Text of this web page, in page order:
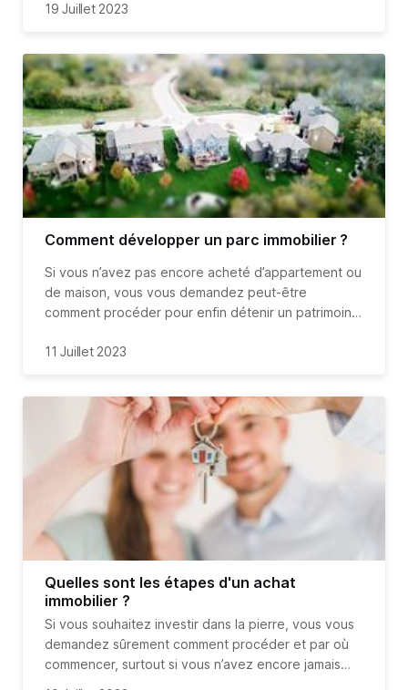
trouver un bien correspondant à ses critères de
visités et prisés. Voici les étapes du processus
d’achat, une fois votre budget fixé et vos critères
établis (localisation, type de bien, etc.).
19 Juillet 2023
Comment développer un parc immobilier ?
Si vous n’avez pas encore acheté d’appartement ou
de maison, vous vous demandez peut-être
comment procéder pour enfin détenir un patrimoine
commencer par déconstruire toutes les croyances
de sa résidence principale est la base. Ne bougez
pas, nous vous dévoilons quelques conseils pour
débuter votre projet immobilier du bon pied, et
surtout pour ne pas vous retrouver bloqué une fois
votre premier crédit immobilier contracté !
11 Juillet 2023
Quelles sont les étapes d'un achat
immobilier ?
Si vous souhaitez investir dans la pierre, vous vous
demandez sûrement comment procéder et par où
commencer, surtout si vous n’avez encore jamais